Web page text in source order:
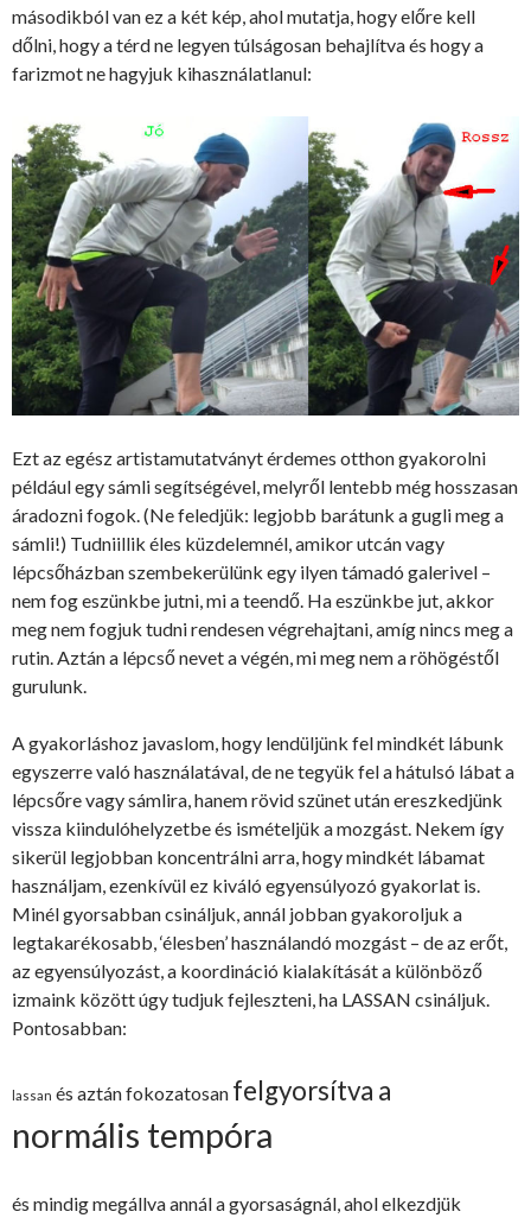
másodikból van ez a két kép, ahol mutatja, hogy előre kell
dőlni, hogy a térd ne legyen túlságosan behajlítva és hogy a
farizmot ne hagyjuk kihasználatlanul:
Ezt az egész artistamutatványt érdemes otthon gyakorolni
például egy sámli segítségével, melyről lentebb még hosszasan
áradozni fogok. (Ne feledjük: legjobb barátunk a gugli meg a
sámli!) Tudniillik éles küzdelemnél, amikor utcán vagy
lépcsőházban szembekerülünk egy ilyen támadó galerivel –
nem fog eszünkbe jutni, mi a teendő. Ha eszünkbe jut, akkor
meg nem fogjuk tudni rendesen végrehajtani, amíg nincs meg a
rutin. Aztán a lépcső nevet a végén, mi meg nem a röhögéstől
gurulunk.
A gyakorláshoz javaslom, hogy lendüljünk fel mindkét lábunk
egyszerre való használatával, de ne tegyük fel a hátulsó lábat a
lépcsőre vagy sámlira, hanem rövid szünet után ereszkedjünk
vissza kiindulóhelyzetbe és ismételjük a mozgást. Nekem így
sikerül legjobban koncentrálni arra, hogy mindkét lábamat
használjam, ezenkívül ez kiváló egyensúlyozó gyakorlat is.
Minél gyorsabban csináljuk, annál jobban gyakoroljuk a
legtakarékosabb, ‘élesben’ használandó mozgást – de az erőt,
az egyensúlyozást, a koordináció kialakítását a különböző
izmaink között úgy tudjuk fejleszteni, ha LASSAN csináljuk.
Pontosabban:
lassan és aztán fokozatosan felgyorsítva a
normális tempóra
és mindig megállva annál a gyorsaságnál, ahol elkezdjük